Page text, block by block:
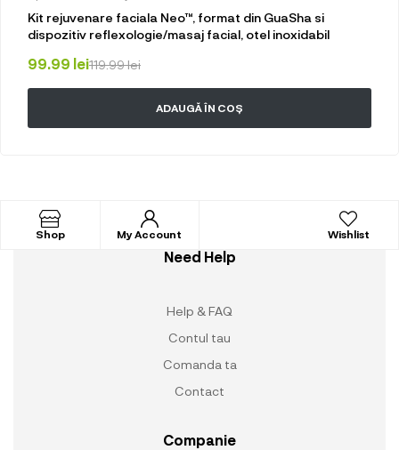
Kit rejuvenare faciala Neo™, format din GuaSha si
dispozitiv reflexologie/masaj facial, otel inoxidabil
119.99lei
99.99 lei
ADAUGĂ ÎN COȘ
Shop My Account Wishlist
Need Help
Help & FAQ
Contul tau
Comanda ta
Contact
Companie